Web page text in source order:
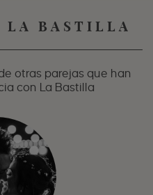
LA BASTILLA
otras parejas que han
con La Bastilla